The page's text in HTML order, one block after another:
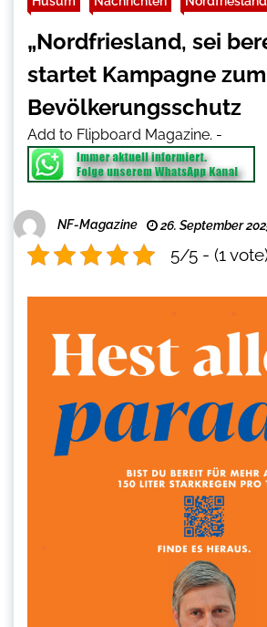
„Nordfriesland, sei
startet Kampagne zum
Bevölkerungsschutz
Add to Flipboard Magazine. -
NF-Magazine 26. September
5/5 - (1